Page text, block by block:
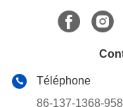
Téléphone
86-137-1368-